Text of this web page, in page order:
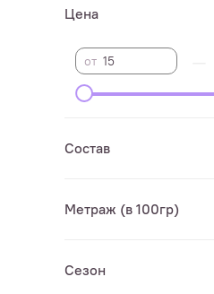
Цена
от
Состав
Метраж (в 100гр)
Сезон